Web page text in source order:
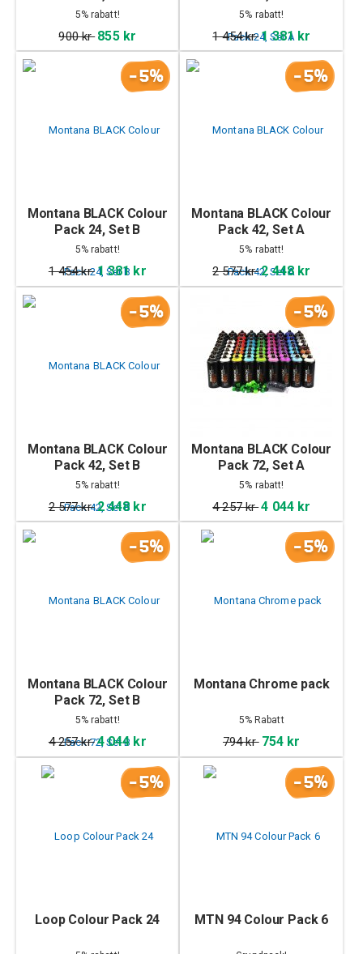
5% rabatt!
900 kr 855 kr
5% rabatt!
1 454 kr1 381 kr
-5%
Montana BLACK Colour
Pack 24, Set B
5% rabatt!
1 454 kr1 381 kr
-5%
Montana BLACK Colour
Pack 42, Set A
5% rabatt!
2 577 kr2 448 kr
-5%
Montana BLACK Colour
Pack 42, Set B
5% rabatt!
2 577 kr2 448 kr
-5%
Montana BLACK Colour
Pack 72, Set A
5% rabatt!
4 257 kr4 044 kr
-5%
Montana BLACK Colour
Pack 72, Set B
5% rabatt!
4 257 kr4 044 kr
-5%
Montana Chrome pack
5% Rabatt
794 kr 754 kr
-5%
Loop Colour Pack 24
-5%
MTN 94 Colour Pack 6